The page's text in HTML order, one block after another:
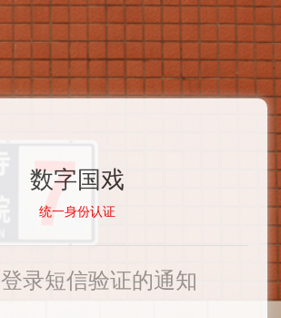
数字国戏
统一身份认证
录短信验证的通知